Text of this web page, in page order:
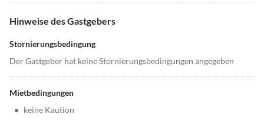
Hinweise des Gastgebers
Stornierungsbedingung
Der Gastgeber hat keine Stornierungsbedingungen angegeben
Mietbedingungen
• keine Kaution